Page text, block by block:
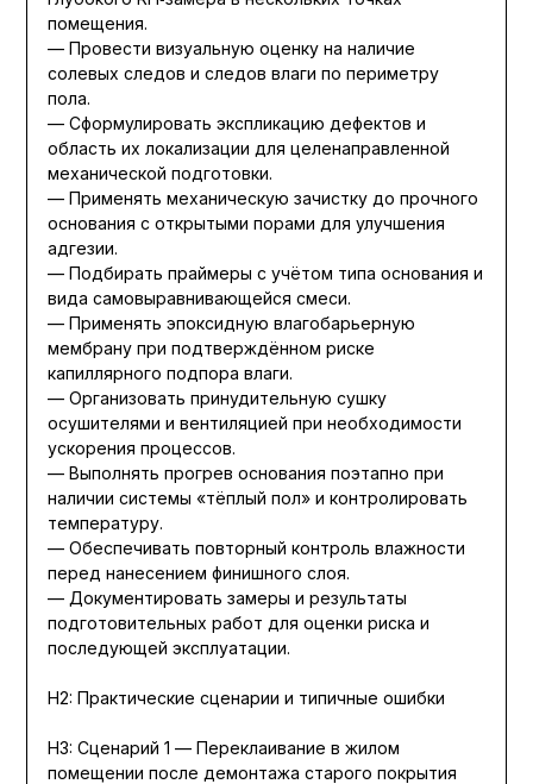
помещения.
— Провести визуальную оценку на наличие
солевых следов и следов влаги по периметру
пола.
— Сформулировать экспликацию дефектов и
область их локализации для целенаправленной
механической подготовки.
— Применять механическую зачистку до прочного
основания с открытыми порами для улучшения
адгезии.
— Подбирать праймеры с учётом типа основания и
вида самовыравнивающейся смеси.
— Применять эпоксидную влагобарьерную
мембрану при подтверждённом риске
капиллярного подпора влаги.
— Организовать принудительную сушку
осушителями и вентиляцией при необходимости
ускорения процессов.
— Выполнять прогрев основания поэтапно при
наличии системы «тёплый пол» и контролировать
температуру.
— Обеспечивать повторный контроль влажности
перед нанесением финишного слоя.
— Документировать замеры и результаты
подготовительных работ для оценки риска и
последующей эксплуатации.
H2: Практические сценарии и типичные ошибки
H3: Сценарий 1 — Переклаивание в жилом
помещении после демонтажа старого покрытия